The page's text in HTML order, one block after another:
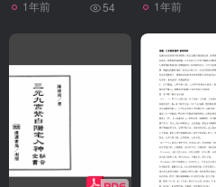
1年前 54 1年前